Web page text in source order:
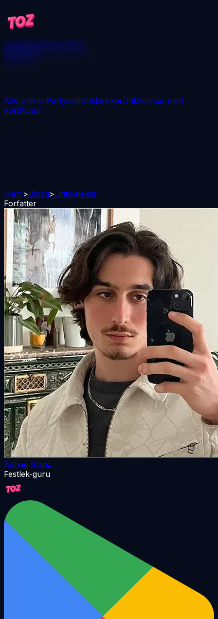
LekerBloggVinn 250$
Last ned
Alle artiklerPartyspillDrikkelekerDrikkeleker med
kortKultur
Hjem>Blogg>Drikkeleker
Forfatter
Adrien Blanc
Festlek-guru